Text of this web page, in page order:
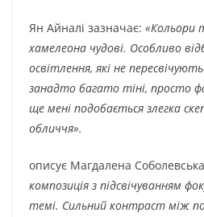
Ян Айналі зазначає: «Кольори
хамелеона чудові. Особливо
освітлення, які не
занадто багато тіні, просто
ще мені подобається злегка
обличчя».
описує Магдалена
композиція з підсвічуванням
темі. Сильний контраст між